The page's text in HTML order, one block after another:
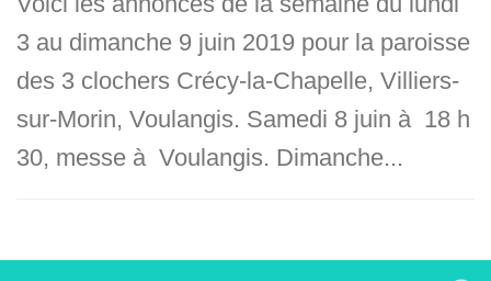
3 au dimanche 9 juin 2019 pour la paroisse
des 3 clochers Crécy-la-Chapelle, Villiers-
sur-Morin, Voulangis. Samedi 8 juin à 18 h
30, messe à Voulangis. Dimanche...